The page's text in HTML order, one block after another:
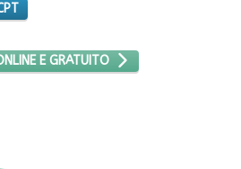
DO RIO” ONLINE E GRATUITO
E GRATUITO